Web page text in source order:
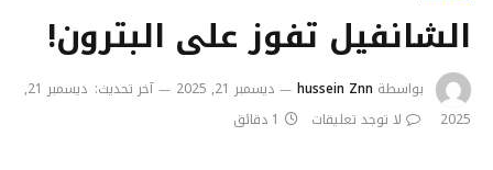
الشانفيل تفوز على البترون!
بواسطة hussein Znn ديسمبر 21, 2025 آخر تحديث:
ديسمبر 21,
2025
لا توجد تعليقات 1 دقائق